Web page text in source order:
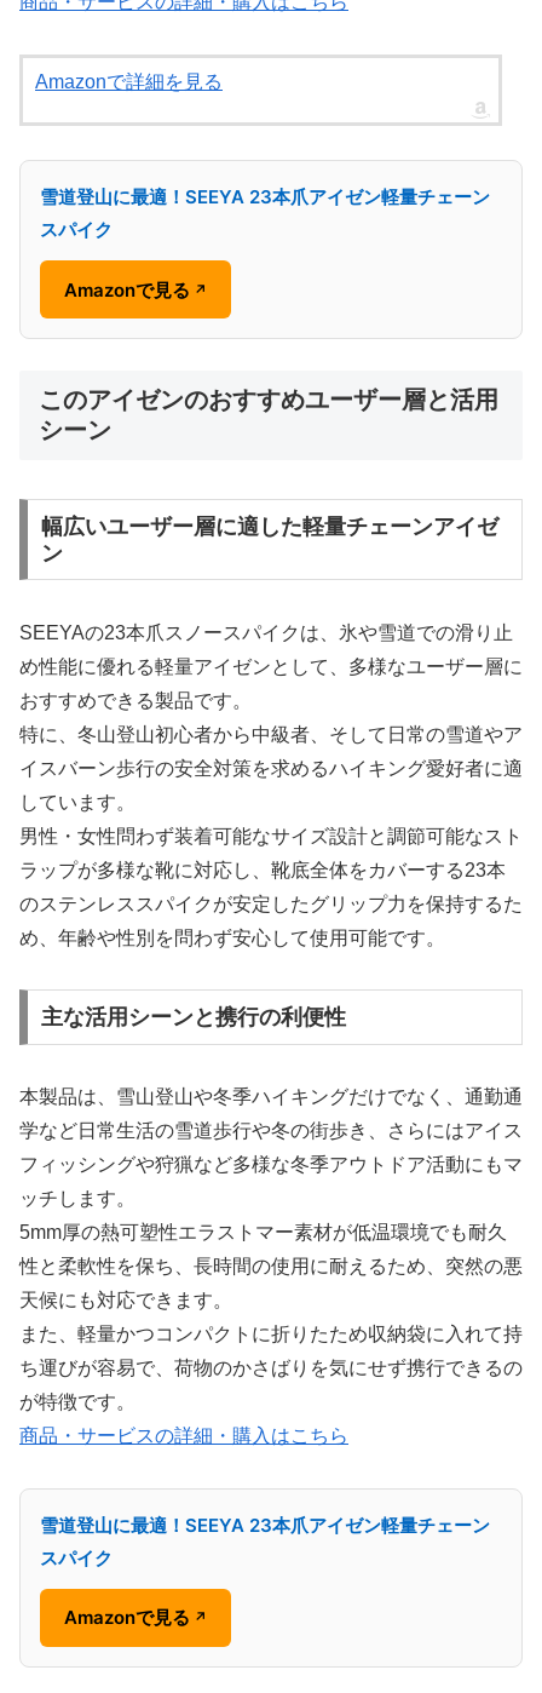
Amazonで詳細を見る
雪道登山に最適！SEEYA 23本爪アイゼン軽量チェーン
スパイク
Amazonで見る ↗
このアイゼンのおすすめユーザー層と活用
シーン
幅広いユーザー層に適した軽量チェーンアイゼ
ン
SEEYAの23本爪スノースパイクは、氷や雪道での滑り止
め性能に優れる軽量アイゼンとして、多様なユーザー層に
おすすめできる製品です。
特に、冬山登山初心者から中級者、そして日常の雪道やア
イスバーン歩行の安全対策を求めるハイキング愛好者に適
しています。
男性・女性問わず装着可能なサイズ設計と調節可能なスト
ラップが多様な靴に対応し、靴底全体をカバーする23本
のステンレススパイクが安定したグリップ力を保持するた
め、年齢や性別を問わず安心して使用可能です。
主な活用シーンと携行の利便性
本製品は、雪山登山や冬季ハイキングだけでなく、通勤通
学など日常生活の雪道歩行や冬の街歩き、さらにはアイス
フィッシングや狩猟など多様な冬季アウトドア活動にもマ
ッチします。
5mm厚の熱可塑性エラストマー素材が低温環境でも耐久
性と柔軟性を保ち、長時間の使用に耐えるため、突然の悪
天候にも対応できます。
また、軽量かつコンパクトに折りたため収納袋に入れて持
ち運びが容易で、荷物のかさばりを気にせず携行できるの
が特徴です。
商品・サービスの詳細・購入はこちら
雪道登山に最適！SEEYA 23本爪アイゼン軽量チェーン
スパイク
Amazonで見る ↗